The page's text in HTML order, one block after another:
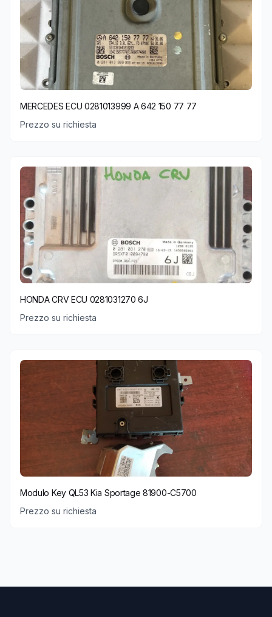
MERCEDES ECU 0281013999 A 642 150 77 77
Prezzo su richiesta
HONDA CRV ECU 0281031270 6J
Prezzo su richiesta
Modulo Key QL53 Kia Sportage 81900-C5700
Prezzo su richiesta